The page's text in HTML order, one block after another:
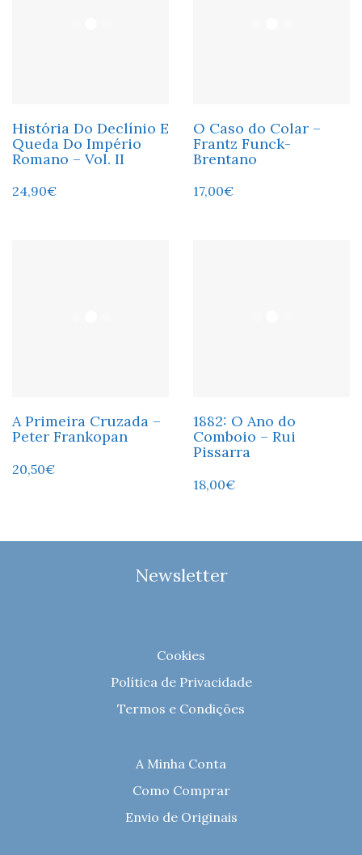
História Do Declínio E
Queda Do Império
Romano – Vol. II
24,90€
O Caso do Colar –
Frantz Funck-
Brentano
17,00€
A Primeira Cruzada –
Peter Frankopan
20,50€
1882: O Ano do
Comboio – Rui
Pissarra
18,00€
Newsletter
Cookies
Política de Privacidade
Termos e Condições
A Minha Conta
Como Comprar
Envio de Originais